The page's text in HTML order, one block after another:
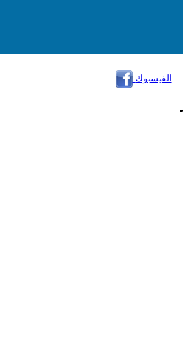
الفيسبوك